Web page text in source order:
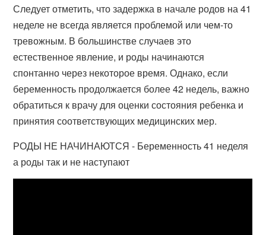
Следует отметить, что задержка в начале родов на 41
неделе не всегда является проблемой или чем-то
тревожным. В большинстве случаев это
естественное явление, и роды начинаются
спонтанно через некоторое время. Однако, если
беременность продолжается более 42 недель, важно
обратиться к врачу для оценки состояния ребенка и
принятия соответствующих медицинских мер.
РОДЫ НЕ НАЧИНАЮТСЯ - Беременность 41 неделя
а роды так и не наступают